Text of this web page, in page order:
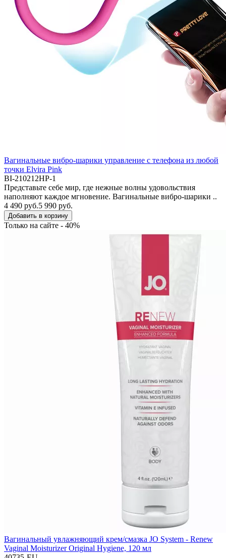
Вагинальные вибро-шарики управление с телефона из любой
точки Elvira Pink
BI-210212HP-1
Представьте себе мир, где нежные волны удовольствия
наполняют каждое мгновение. Вагинальные вибро-шарики ..
4 490 руб.5 990 руб.
Добавить в корзину
Только на сайте - 40%
Вагинальный увлажняющий крем/смазка JO System - Renew
Vaginal Moisturizer Original Hygiene, 120 мл